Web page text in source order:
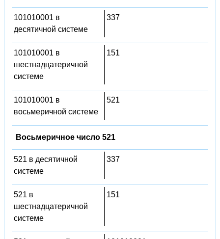
101010001 в
десятичной системе
337
101010001 в
шестнадцатеричной
системе
151
101010001 в
восьмеричной системе
521
Восьмеричное число 521
521 в десятичной
системе
337
521 в
шестнадцатеричной
системе
151